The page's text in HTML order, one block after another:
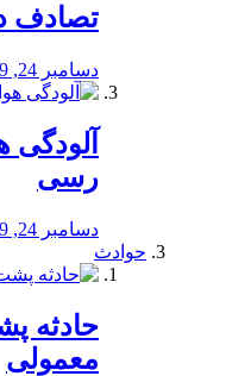
تصادف
دسامبر 24, 2019
رسی
دسامبر 24, 2019
حوادث
️حادثه
معمولی